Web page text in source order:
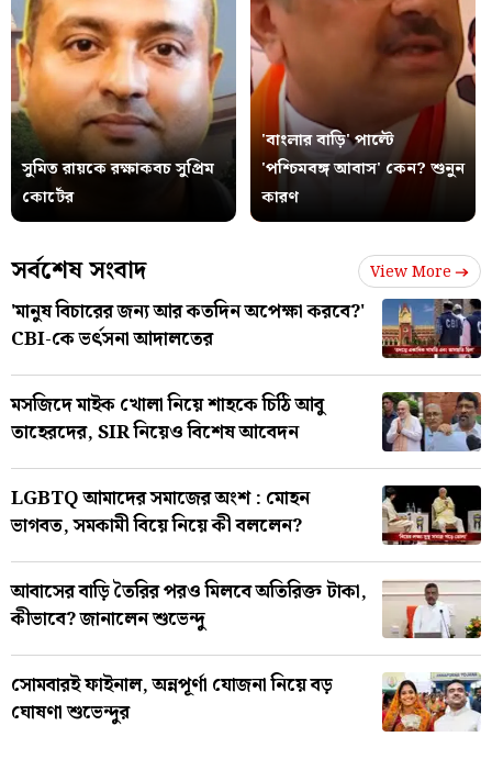
সুমিত রায়কে রক্ষাকবচ সুপ্রিম
কোর্টের
'বাংলার বাড়ি' পাল্টে
'পশ্চিমবঙ্গ আবাস' কেন? শুনুন
কারণ
সর্বশেষ সংবাদ View More
'মানুষ বিচারের জন্য আর কতদিন অপেক্ষা করবে?'
CBI-কে ভর্ৎসনা আদালতের
মসজিদে মাইক খোলা নিয়ে শাহকে চিঠি আবু
তাহেরদের, SIR নিয়েও বিশেষ আবেদন
LGBTQ আমাদের সমাজের অংশ : মোহন
ভাগবত, সমকামী বিয়ে নিয়ে কী বললেন?
আবাসের বাড়ি তৈরির পরও মিলবে অতিরিক্ত টাকা,
কীভাবে? জানালেন শুভেন্দু
সোমবারই ফাইনাল, অন্নপূর্ণা যোজনা নিয়ে বড়
ঘোষণা শুভেন্দুর